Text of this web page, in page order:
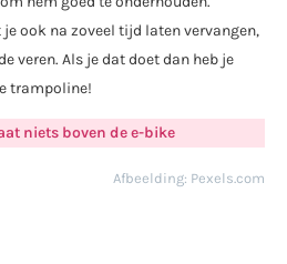
ook na zoveel tijd laten vervangen,
veren. Als je dat doet dan heb je
trampoline!
niets boven de e-bike
Afbeelding: Pexels.com